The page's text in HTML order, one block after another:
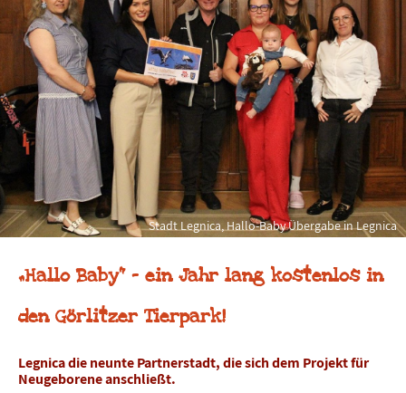
Stadt Legnica, Hallo-Baby Übergabe in Legnica
„Hallo Baby“ – ein Jahr lang kostenlos in
den Görlitzer Tierpark!
Legnica die neunte Partnerstadt, die sich dem Projekt für
Neugeborene anschließt.